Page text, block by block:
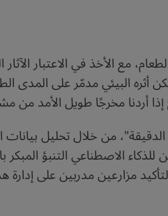
مع الأخذ في الاعتبار الآثار
لكن أثره البيئي مدمّر على
أردنا مخرجًا طويل الأمد من
الدقيقة"، من خلال تحليل
للذكاء الاصطناعي التنبؤ
مزارعين مدربين على